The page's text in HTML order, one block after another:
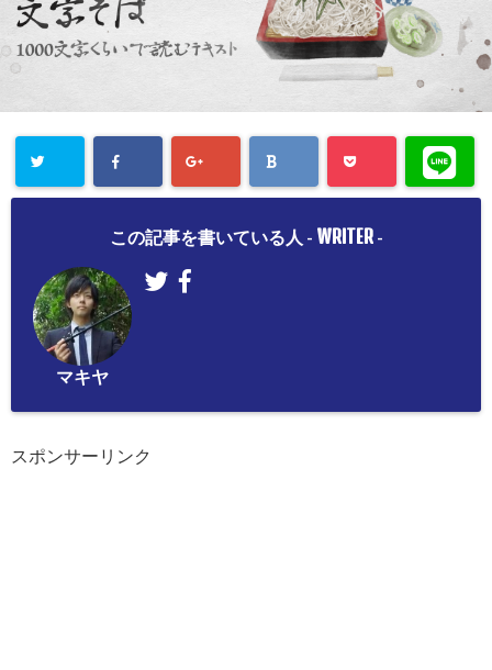
この記事を書いている人 - WRITER-
マキヤ
スポンサーリンク